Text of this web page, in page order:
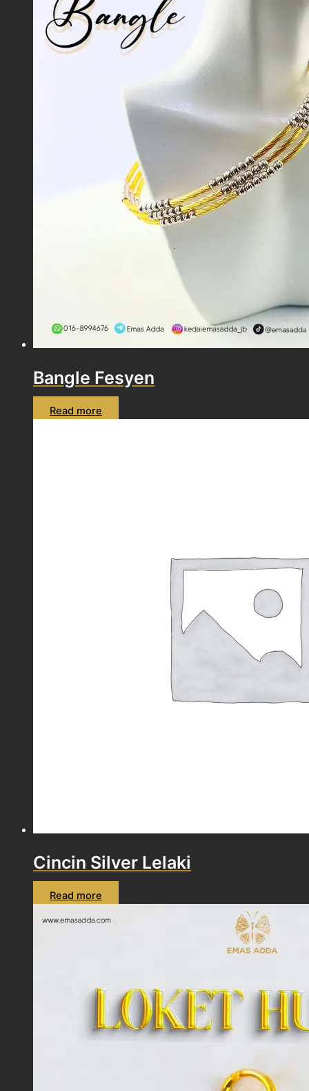
Bangle Fesyen
Read more
Cincin Silver Lelaki
Read more